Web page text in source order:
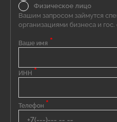
Физическое лицо
Вашим запросом займутся
организациями бизнеса и гос.
Ваше имя *
ИНН *
Телефон *